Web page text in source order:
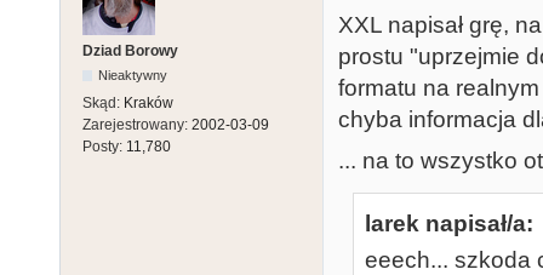
Dziad Borowy
Nieaktywny
Skąd: Kraków
Zarejestrowany: 2002-03-09
Posty: 11,780
XXL napisał grę,
prostu "uprzejmie
formatu na
chyba informacja
... na to wszystko
larek napisał/a:
eeech... szkoda